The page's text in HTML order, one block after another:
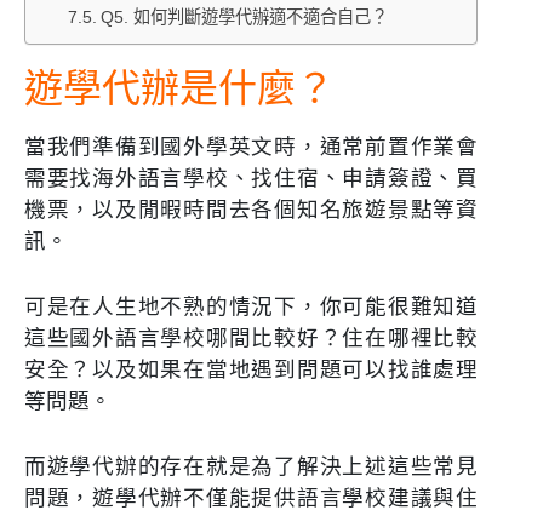
Q5. 如何判斷遊學代辦適不適合自己？
遊學代辦是什麼？
當我們準備到國外學英文時，通常前置作業會
需要找海外語言學校、找住宿、申請簽證、買
機票，以及閒暇時間去各個知名旅遊景點等資
訊。
可是在人生地不熟的情況下，你可能很難知道
這些國外語言學校哪間比較好？住在哪裡比較
安全？以及如果在當地遇到問題可以找誰處理
等問題。
而遊學代辦的存在就是為了解決上述這些常見
問題，遊學代辦不僅能提供語言學校建議與住